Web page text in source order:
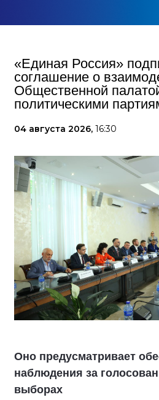
«Единая Россия»
соглашение о
Общественной
политическими
04 августа 2026, 16:30
Оно предусматривает
наблюдения за
выборах